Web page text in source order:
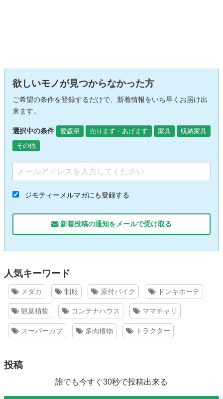
欲しいモノが見つからなかった方
ご希望の条件を登録するだけで、新着情報をいち早くお届け出
来ます。
選択中の条件 愛媛県 売ります・あげます 家具
収納家具
その他
ジモティーメルマガにも登録する
新着投稿の通知をメールで受け取る
人気キーワード
メダカ 制服 原付バイク ドンキホーテ
観葉植物 コンテナハウス ママチャリ
スーパーカブ 多肉植物 トラクター
投稿
誰でも今すぐ30秒で投稿出来る